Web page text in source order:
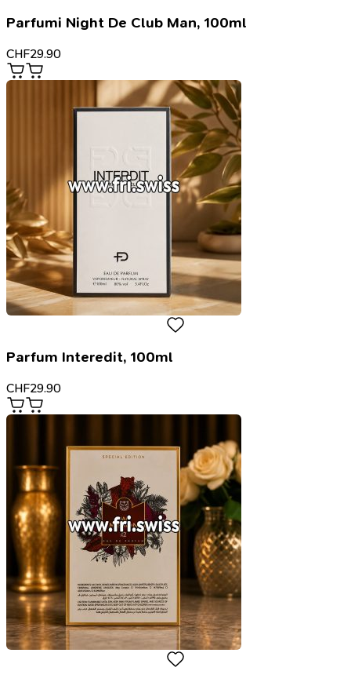
Parfumi Night De Club Man, 100ml
CHF29.90
Parfum Interedit, 100ml
CHF29.90